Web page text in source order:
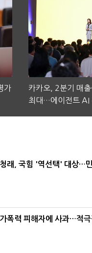
가
카카오, 2분기 매출
최대…에이전트 AI
래, 국힘 '역선택' 대상…
폭력 피해자에 사과…적